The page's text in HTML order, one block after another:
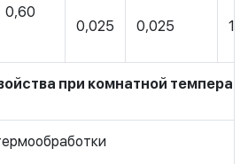
0,60
0,025 0,025
при комнатной